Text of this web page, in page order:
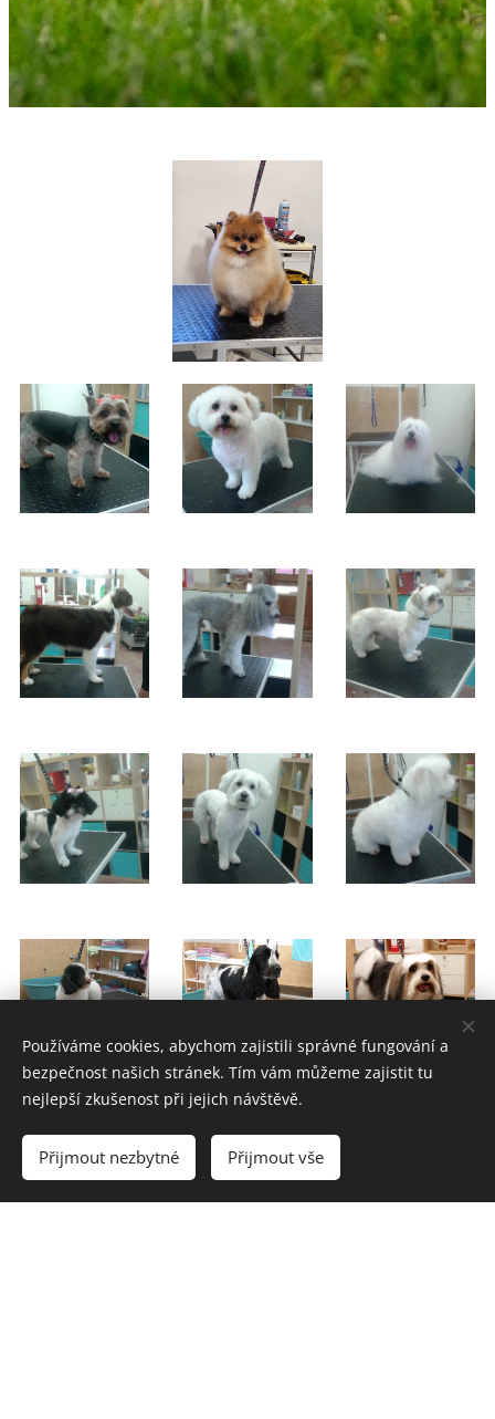
Používáme cookies, abychom zajistili správné fungování a
bezpečnost našich stránek. Tím vám můžeme zajistit tu
nejlepší zkušenost při jejich návštěvě.
Přijmout nezbytné Přijmout vše